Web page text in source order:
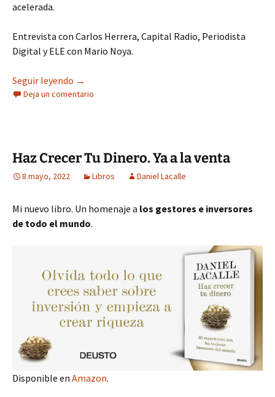
acelerada.
Entrevista con Carlos Herrera, Capital Radio, Periodista
Digital y ELE con Mario Noya.
Seguir leyendo El nuevo orden económico mundial. Ya a la
→
Deja un comentario
Haz Crecer Tu Dinero. Ya a la venta
8 mayo, 2022 Libros Daniel Lacalle
Mi nuevo libro. Un homenaje a los gestores e inversores
de todo el mundo.
Disponible en Amazon.